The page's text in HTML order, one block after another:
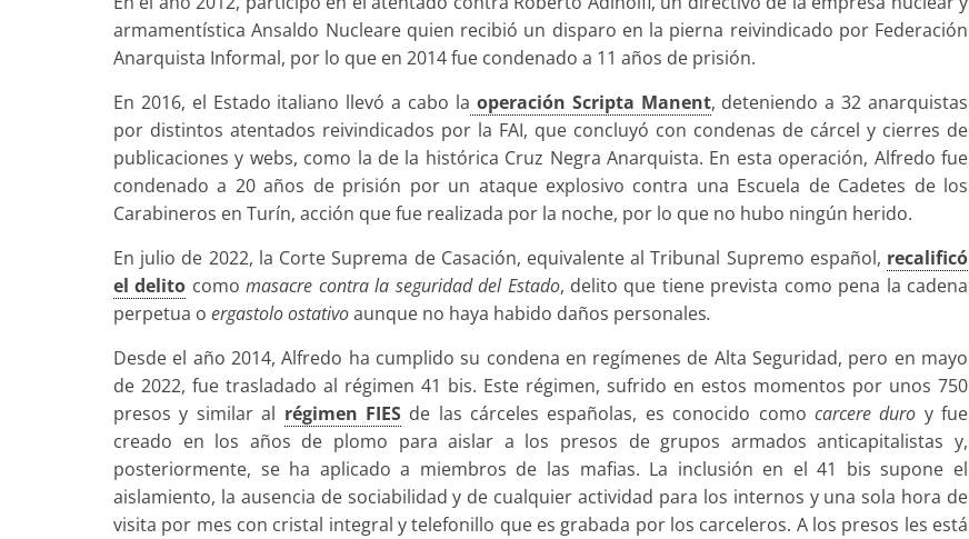
armamentística Ansaldo Nucleare quien recibió un disparo en la pierna reivindicado por Federación
Anarquista Informal, por lo que en 2014 fue condenado a 11 años de prisión.
En 2016, el Estado italiano llevó a cabo la operación Scripta Manent, deteniendo a 32 anarquistas
por distintos atentados reivindicados por la FAI, que concluyó con condenas de cárcel y cierres de
publicaciones y webs, como la de la histórica Cruz Negra Anarquista. En esta operación, Alfredo fue
condenado a 20 años de prisión por un ataque explosivo contra una Escuela de Cadetes de los
Carabineros en Turín, acción que fue realizada por la noche, por lo que no hubo ningún herido.
En julio de 2022, la Corte Suprema de Casación, equivalente al Tribunal Supremo español, recalificó
el delito comomasacre contra la seguridad del Estado, delito que tiene prevista como pena la cadena
perpetua o ergastolo ostativoaunque no haya habido daños personales.
Desde el año 2014, Alfredo ha cumplido su condena en regímenes de Alta Seguridad, pero en mayo
de 2022, fue trasladado al régimen 41 bis. Este régimen, sufrido en estos momentos por unos 750
presos y similar al régimen FIESde las cárceles españolas, es conocido como carcere duro y fue
creado en los años de plomo para aislar a los presos de grupos armados anticapitalistas y,
posteriormente, se ha aplicado a miembros de las mafias. La inclusión en el 41 bis supone el
aislamiento, la ausencia de sociabilidad y de cualquier actividad para los internos y una sola hora de
visita por mes con cristal integral y telefonillo que es grabada por los carceleros. A los presos les está